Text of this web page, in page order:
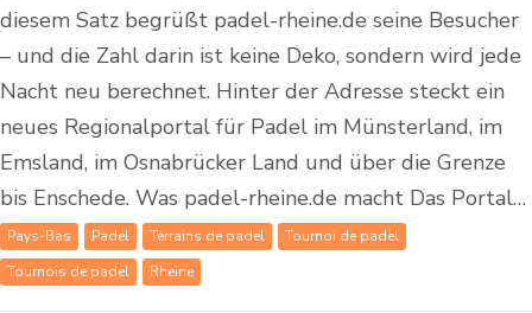
diesem Satz begrüßt padel-rheine.de seine Besucher
– und die Zahl darin ist keine Deko, sondern wird jede
Nacht neu berechnet. Hinter der Adresse steckt ein
neues Regionalportal für Padel im Münsterland, im
Emsland, im Osnabrücker Land und über die Grenze
bis Enschede. Was padel-rheine.de macht Das Portal…
Pays-Bas Padel Terrains de padel
Tournoi de padel
Tournois de padel
Rheine